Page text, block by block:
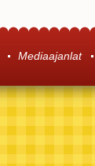
Mediaajanlat